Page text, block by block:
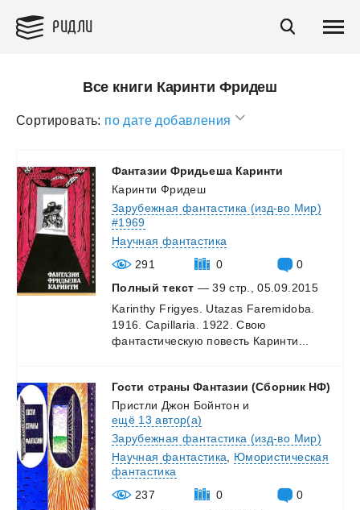
РИДЛИ
Все книги Каринти Фридеш
Сортировать: по дате добавления
Фантазии Фридьеша Каринти
Каринти Фридеш
Зарубежная фантастика (изд-во Мир)
#1969
Научная фантастика
291
0
0
Полный текст — 39 стр., 05.09.2015
Karinthy Frigyes. Utazas Faremidoba.
1916.
Capillaria. 1922.
Свою
фантастическую повесть Каринти...
Гости страны Фантазии (Сборник НФ)
Пристли Джон Бойнтон и
ещё 13 автор(а)
Зарубежная фантастика (изд-во Мир)
Научная фантастика
Юмористическая
фантастика
237
0
0